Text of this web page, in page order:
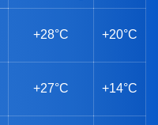
+28°C +20°C
+27°C +14°C